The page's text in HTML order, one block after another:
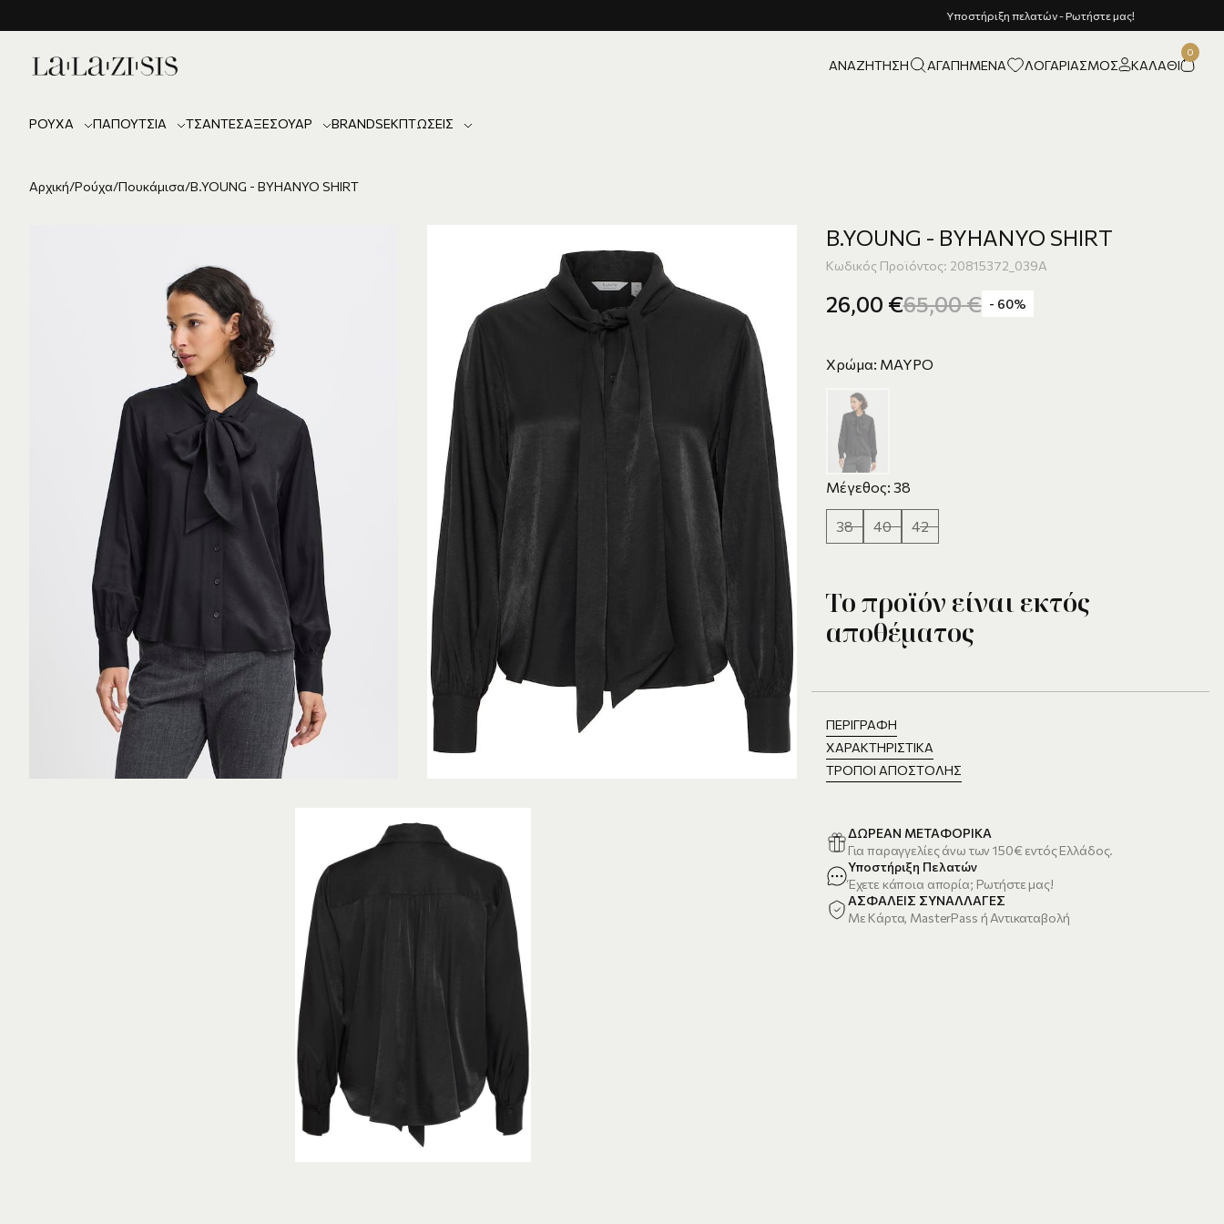
ΡΟΎΧΑ ΠΑΠΟΎΤΣΙΑ ΤΣΆΝΤΕΣΑΞΕΣΟΥΆΡ BRANDSΕΚΠΤΏΣΕΙΣ
ΑΝΑΖΉΤΗΣΗ ΑΓΑΠΗΜΈΝΑ ΛΟΓΑΡΙΑΣΜΌΣ ΚΑΛΆΘΙ
Αρχική/Ρούχα/Πουκάμισα/B.YOUNG - BYHANYO SHIRT
B.YOUNG - BYHANYO SHIRT
Κωδικός Προϊόντος: 20815372_039A
65,00€
26,00 € - 60%
Χρώμα: ΜΑΥΡΟ
Μέγεθος: 38
38 40 42
Το προϊόν είναι εκτός
αποθέματος
ΠΕΡΙΓΡΑΦΉ
ΧΑΡΑΚΤΗΡΙΣΤΙΚΆ
ΤΡΌΠΟΙ ΑΠΟΣΤΟΛΉΣ
ΔΩΡΕΑΝ ΜΕΤΑΦΟΡΙΚΑ
Για παραγγελίες άνω των 150€ εντός Ελλάδος.
Υποστήριξη Πελατών
Έχετε κάποια απορία; Ρωτήστε μας!
ΑΣΦΑΛΕΙΣ ΣΥΝΑΛΛΑΓΕΣ
Με Κάρτα, MasterPass ή Αντικαταβολή